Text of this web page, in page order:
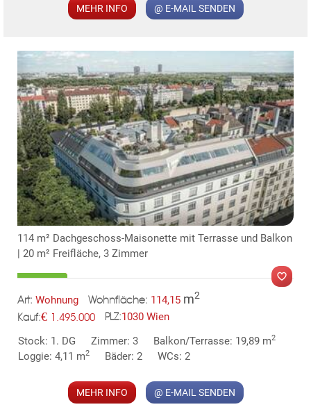
KLIS
MER
MEHR INFO @ E-MAIL SENDEN
114 m² Dachgeschoss-Maisonette mit Terrasse und Balkon
| 20 m² Freifläche, 3 Zimmer
Art: Wohnung Wohnfläche: 114,15 m2
Kauf:€ 1.495.000 PLZ:1030 Wien
Stock: 1. DG
Zimmer: 3 Balkon/Terrasse: 19,89 m2
Loggie: 4,11 m2 Bäder: 2 WCs: 2
MEHR INFO @ E-MAIL SENDEN